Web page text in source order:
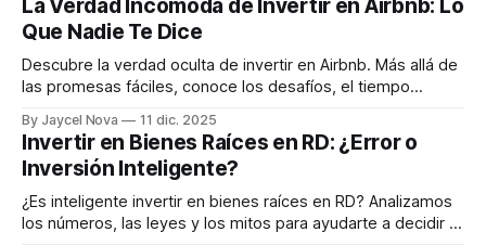
La Verdad Incómoda de Invertir en Airbnb: Lo
Que Nadie Te Dice
Descubre la verdad oculta de invertir en Airbnb. Más allá de
las promesas fáciles, conoce los desafíos, el tiempo
aventura.
By Jaycel Nova 11 dic. 2025
Invertir en Bienes Raíces en RD: ¿Error o
Inversión Inteligente?
¿Es inteligente invertir en bienes raíces en RD? Analizamos
los números, las leyes y los mitos para ayudarte a decidir si